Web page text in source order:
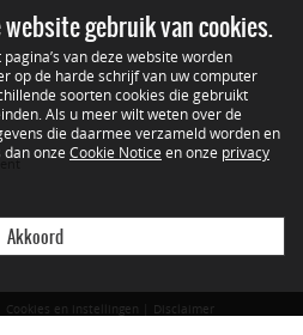
Cookies en instellingen Disclaimer
gebruik van cookies.
van deze website worden
op de harde schrijf van uw computer
soorten cookies die gebruikt
Als u meer wilt weten over de
die daarmee verzameld worden en
onze Cookie Notice en onze privacy
Akkoord